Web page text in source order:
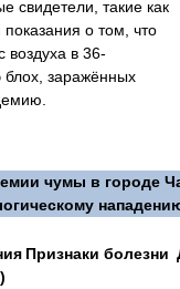
свидетели, такие как
показания о том, что
воздуха в 36-
блох, заражённых
чумы в городе
Признаки болезни